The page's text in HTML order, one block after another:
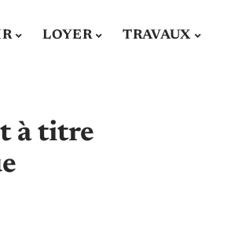
LOYER TRAVAUX
à titre